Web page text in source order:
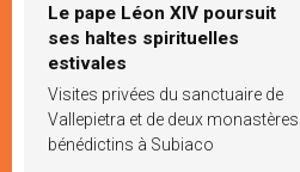
Le pape Léon XIV poursuit
ses haltes spirituelles
estivales
Visites privées du sanctuaire de
Vallepietra et de deux monastères
bénédictins à Subiaco